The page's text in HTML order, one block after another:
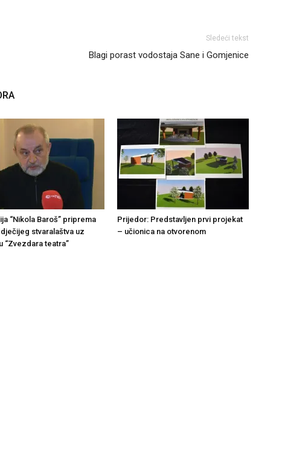
Sledeći tekst
Blagi porast vodostaja Sane i Gomjenice
“Nikola Baroš” priprema
stvaralaštva uz
“Zvezdara teatra”
Prijedor: Predstavljen prvi projekat
– učionica na otvorenom